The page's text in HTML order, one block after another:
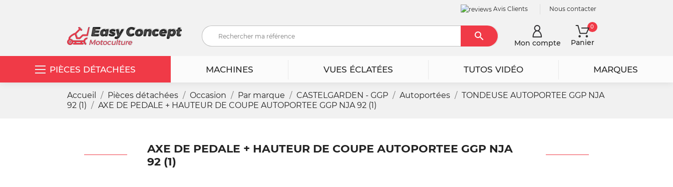
Avis Clients Nous contacter
RechercherMon compte Panier
0
PIÈCES DÉTACHÉES MACHINES VUES ÉCLATÉES TUTOS VIDÉO MARQUES
Accueil Pièces détachées Occasion Par marque CASTELGARDEN - GGP Autoportées
TONDEUSE AUTOPORTEE GGP NJA
92 (1)
AXE DE PEDALE + HAUTEUR DE COUPE AUTOPORTEE GGP NJA 92 (1)
AXE DE PEDALE + HAUTEUR DE COUPE AUTOPORTEE GGP NJA
92 (1)